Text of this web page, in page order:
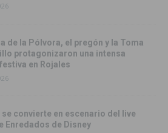
de la Pólvora, el pregón y la Toma
protagonizaron una intensa
en Rojales
se convierte en escenario del live
Enredados de Disney